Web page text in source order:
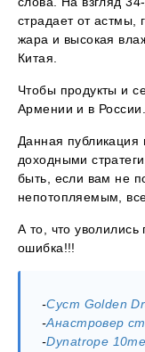
страдает от астмы,
жара и высокая
Китая.
Чтобы продукты и
Армении и в России.
Данная публикация
доходными
быть, если вам не
непотопляемым,
А то, что
ошибка!!!
-Суст Golden
-Анастровер
-Dynatrope